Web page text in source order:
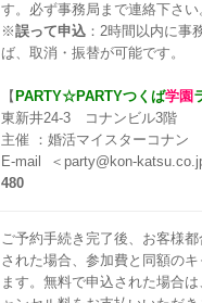
す。必ず事務局まで連絡下さい
※誤って申込 ：2時間以内に事
ば、取消・振替が可能です。
【 PARTY☆PARTYつくば学園
東新井24-3 コナンビル3階
主催 ：婚活マイスターコナ
E-mail ＜party@kon-
480
ご予約手続き完了後、お客様
された場合、参加費と同額の
ます。無料で申込された場合